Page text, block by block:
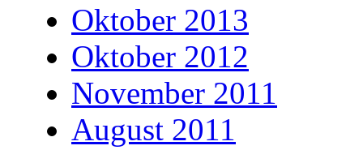
Oktober 2013
Oktober 2012
November 2011
August 2011